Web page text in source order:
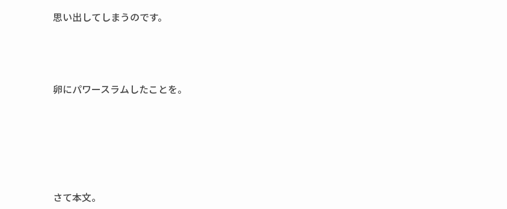
思い出してしまうのです。
卵にパワースラムしたことを。
さて本文。